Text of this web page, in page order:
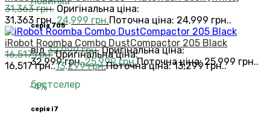
серія 705
від32,999грн. Оригінальна ціна:
32,999 грн..25,999грн.Поточна ціна: 25,999 грн..
бестселер
серія i7
31,363грн. Оригінальна ціна:
31,363 грн..24,999 грн.Поточна ціна: 24,999 грн..
iRobot Roomba Combo DustCompactor 205 Black
16,517грн. Оригінальна ціна:
16,517 грн..13,299грн.Поточна ціна: 13,299 грн..
-4%